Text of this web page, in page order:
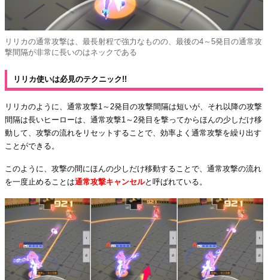
リリカの通常攻撃は、最長射程で強力なものの、最後の4～5発目の通常攻
撃間隔が非常に長いのはネックである
リリカ使いは必見のテクニック!!
リリカのように、通常攻撃1～2発目の攻撃間隔は短いが、それ以降の攻撃
間隔は長いヒーローは、通常攻撃1～2発目を撃ってからほんの少しだけ移
動して、攻撃の流れをリセットすることで、効率よく通常攻撃を繰り出す
ことができる。
このように、攻撃の間にほんの少しだけ移動することで、通常攻撃の流れ
を一度止めることは通常攻撃キャンセルと呼ばれている。